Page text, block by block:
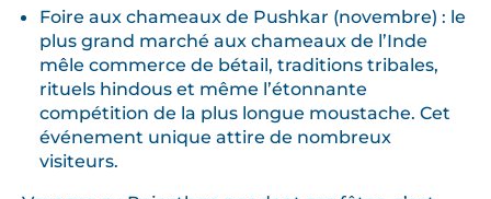
Foire aux chameaux de Pushkar (novembre) : le
plus grand marché aux chameaux de l’Inde
mêle commerce de bétail, traditions tribales,
rituels hindous et même l’étonnante
compétition de la plus longue moustache. Cet
événement unique attire de nombreux
visiteurs.